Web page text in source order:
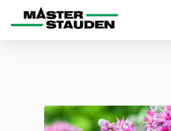
Master-Stauden